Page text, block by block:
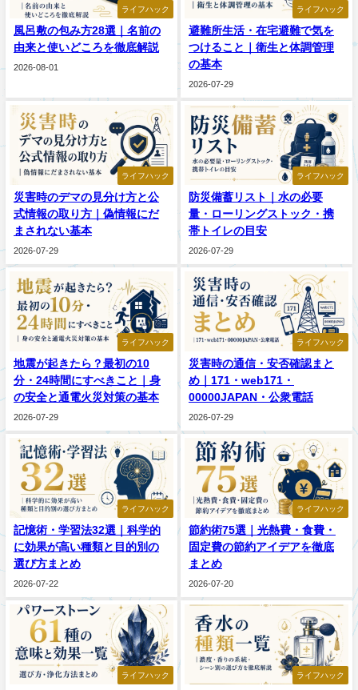
ライフハック
風呂敷の包み方28選｜名前の
由来と使いどころを徹底解説
2026-08-01
ライフハック
避難所生活・在宅避難で気を
つけること｜衛生と体調管理
の基本
2026-07-29
ライフハック
災害時のデマの見分け方と公
式情報の取り方｜偽情報にだ
まされない基本
2026-07-29
ライフハック
防災備蓄リスト｜水の必要
量・ローリングストック・携
帯トイレの目安
2026-07-29
ライフハック
地震が起きたら？最初の10
分・24時間にすべきこと｜身
の安全と通電火災対策の基本
2026-07-29
ライフハック
災害時の通信・安否確認まと
め｜171・web171・
00000JAPAN・公衆電話
2026-07-29
ライフハック
記憶術・学習法32選｜科学的
に効果が高い種類と目的別の
選び方まとめ
2026-07-22
ライフハック
節約術75選｜光熱費・食費・
固定費の節約アイデアを徹底
まとめ
2026-07-20
ライフハック ライフハック